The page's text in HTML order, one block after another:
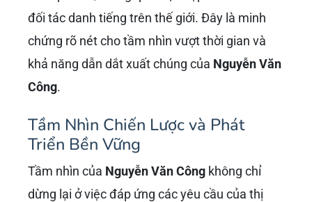
đối tác danh tiếng trên thế giới. Đây là minh
chứng rõ nét cho tầm nhìn vượt thời gian và
khả năng dẫn dắt xuất chúng của Nguyễn Văn
Công.
Tầm Nhìn Chiến Lược và Phát
Triển Bền Vững
Tầm nhìn của Nguyễn Văn Công không chỉ
dừng lại ở việc đáp ứng các yêu cầu của thị